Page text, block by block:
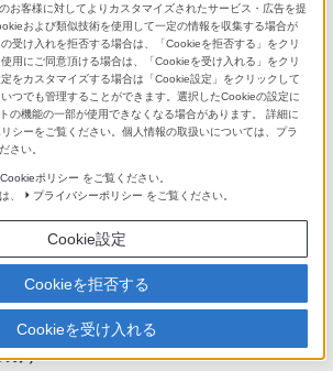
で可。USB Power Delivery対応)*8
で可。USB Power Delivery対応)
とメモリカードを含む)
み）
お客様に対してよりカスタマイズされたサービス・広告を提
および類似技術を使用して一定の情報を収集する場合が
受け入れを拒否する場合は、「Cookieを拒否する」をクリ
用にご同意頂ける場合は、「Cookieを受け入れる」をクリ
をカスタマイズする場合は「Cookie設定」をクリックして
つでも管理することができます。選択したCookieの設定に
の機能の一部が使用できなくなる場合があります。 詳細に
シーをご覧ください。個人情報の取扱いについては、プラ
さい。
Cookieポリシー をご覧ください。
、
プライバシーポリシー をご覧ください。
Cookie設定
Cookieを拒否する
Cookieを受け入れる